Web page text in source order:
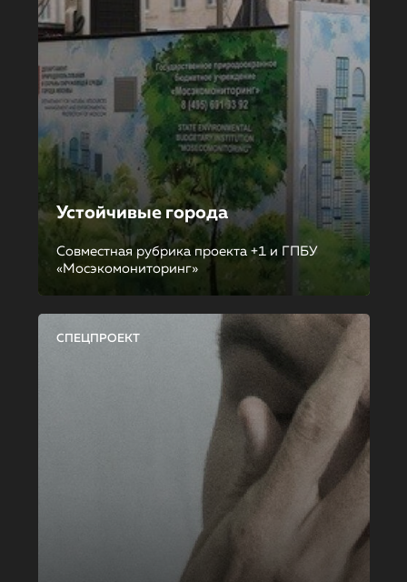
Устойчивые города
Совместная рубрика проекта +1 и ГПБУ
«Мосэкомониторинг»
СПЕЦПРОЕКТ